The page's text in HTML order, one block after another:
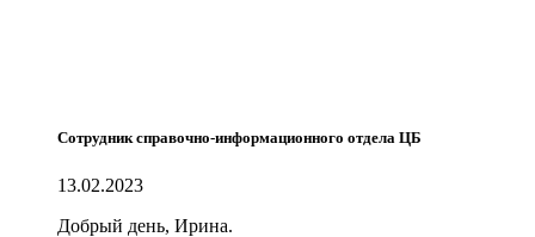
Сотрудник справочно-информационного отдела ЦБ
13.02.2023
Добрый день, Ирина.